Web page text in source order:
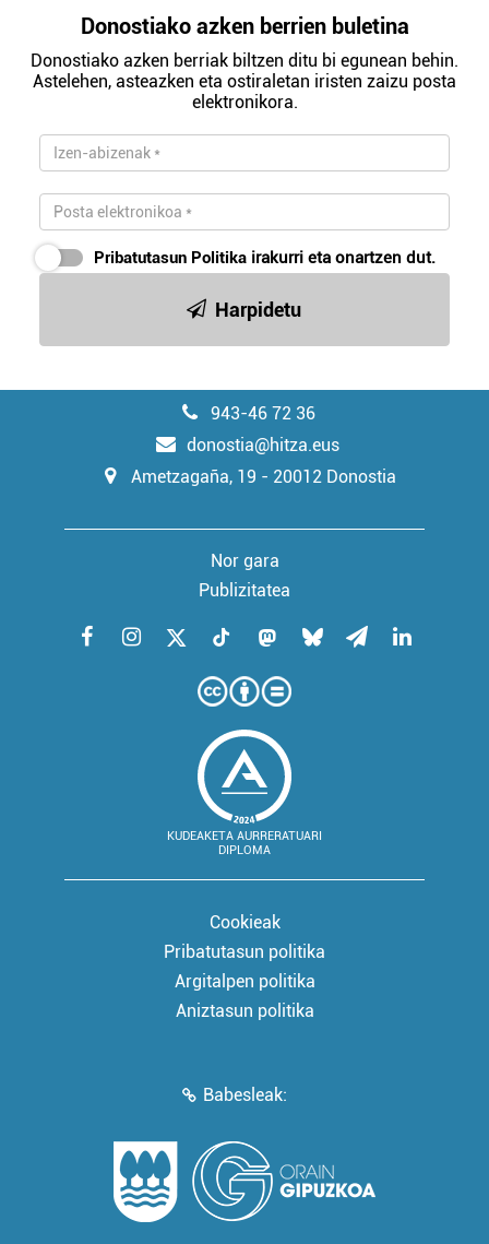
Donostiako azken berrien buletina
Donostiako azken berriak biltzen ditu bi egunean behin.
Astelehen, asteazken eta ostiraletan iristen zaizu posta
elektronikora.
Pribatutasun Politika irakurri eta onartzen dut.
Harpidetu
943-46 72 36
donostia@hitza.eus
Ametzagaña, 19 - 20012 Donostia
Nor gara
Publizitatea
KUDEAKETA AURRERATUARI
DIPLOMA
Cookieak
Pribatutasun politika
Argitalpen politika
Aniztasun politika
Babesleak: